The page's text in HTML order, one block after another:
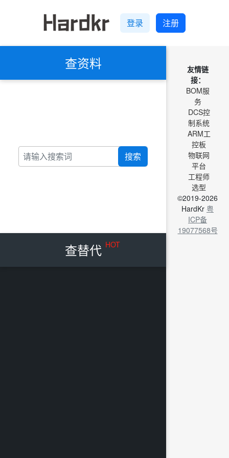
登录 注册
查资料
搜索
查替代 HOT
友情链
接：
BOM服
务
DCS控
制系统
ARM工
控板
物联网
平台
工程师
选型
©2019-2026
HardKr 粤
ICP备
19077568号